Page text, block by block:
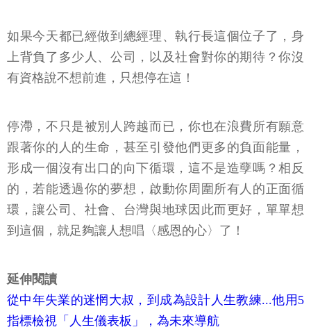
如果今天都已經做到總經理、執行長這個位子了，身
上背負了多少人、公司，以及社會對你的期待？你沒
有資格說不想前進，只想停在這！
停滯，不只是被別人跨越而已，你也在浪費所有願意
跟著你的人的生命，甚至引發他們更多的負面能量，
形成一個沒有出口的向下循環，這不是造孽嗎？相反
的，若能透過你的夢想，啟動你周圍所有人的正面循
環，讓公司、社會、台灣與地球因此而更好，單單想
到這個，就足夠讓人想唱〈感恩的心〉了！
延伸閱讀
從中年失業的迷惘大叔，到成為設計人生教練...他用5
指標檢視「人生儀表板」，為未來導航